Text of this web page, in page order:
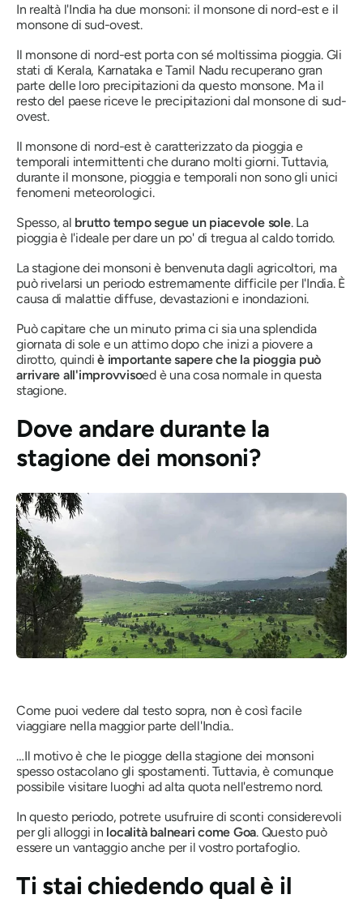
In realtà l'India ha due monsoni: il monsone di nord-est e il
monsone di sud-ovest.
Il monsone di nord-est porta con sé moltissima pioggia. Gli
stati di Kerala, Karnataka e Tamil Nadu recuperano gran
parte delle loro precipitazioni da questo monsone. Ma il
resto del paese riceve le precipitazioni dal monsone di sud-
ovest.
Il monsone di nord-est è caratterizzato da pioggia e
temporali intermittenti che durano molti giorni. Tuttavia,
durante il monsone, pioggia e temporali non sono gli unici
fenomeni meteorologici.
Spesso, al brutto tempo segue un piacevole sole. La
pioggia è l'ideale per dare un po' di tregua al caldo torrido.
La stagione dei monsoni è benvenuta dagli agricoltori, ma
può rivelarsi un periodo estremamente difficile per l'India. È
causa di malattie diffuse, devastazioni e inondazioni.
Può capitare che un minuto prima ci sia una splendida
giornata di sole e un attimo dopo che inizi a piovere a
dirotto, quindi è importante sapere che la pioggia può
arrivare all'improvvisoed è una cosa normale in questa
stagione.
Dove andare durante la
stagione dei monsoni?
Come puoi vedere dal testo sopra, non è così facile
viaggiare nella maggior parte dell'India..
…Il motivo è che le piogge della stagione dei monsoni
spesso ostacolano gli spostamenti. Tuttavia, è comunque
possibile visitare luoghi ad alta quota nell'estremo nord.
In questo periodo, potrete usufruire di sconti considerevoli
per gli alloggi in località balneari come Goa. Questo può
essere un vantaggio anche per il vostro portafoglio.
Ti stai chiedendo qual è il